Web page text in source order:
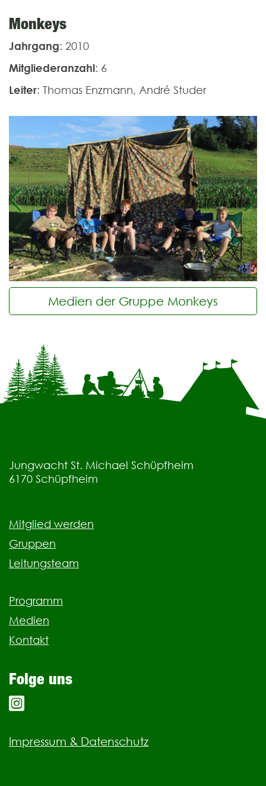
Monkeys
Jahrgang: 2010
Mitgliederanzahl: 6
Leiter: Thomas Enzmann, André Studer
Previous
Medien der Gruppe Monkeys
Jungwacht St. Michael Schüpfheim
6170 Schüpfheim
Mitglied werden
Gruppen
Leitungsteam
Programm
Medien
Kontakt
Folge uns
Impressum & Datenschutz